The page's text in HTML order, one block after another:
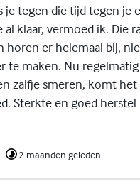
je tegen die tijd tegen je
al klaar, vermoed ik. Die
horen er helemaal bij,
te maken. Nu regelmatig
zalfje smeren, komt het
Sterkte en goed herstel
2 maanden geleden